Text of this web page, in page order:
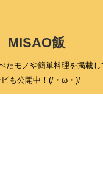
MISAO飯
たモノや簡単料理を掲載
ピも公開中！(/・ω・)/